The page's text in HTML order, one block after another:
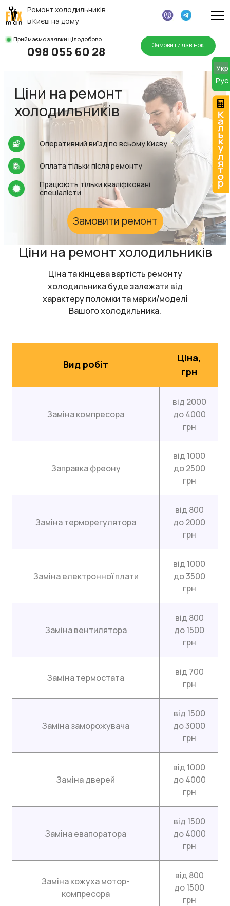
Ремонт холодильників
в Києві на дому
Приймаємо заявки цілодобово
098 055 60 28 Замовити дзвінок
Ціни на ремонт
холодильників
Оперативний виїзд по всьому Києву
Оплата тільки після ремонту
Працюють тільки кваліфіковані
спеціалісти
Замовити ремонт
Ціни на ремонт холодильників
Ціна та кінцева вартість ремонту
холодильника буде залежати від
характеру поломки та марки/моделі
Вашого холодильника.
Вид робіт
Ціна,
грн
Заміна компресора
від 2000
до 4000
грн
Заправка фреону
від 1000
до 2500
грн
Заміна терморегулятора
від 800
до 2000
грн
Заміна електронної плати
від 1000
до 3500
грн
Заміна вентилятора
від 800
до 1500
грн
Заміна термостата
від 700
грн
Заміна заморожувача
від 1500
до 3000
грн
Заміна дверей
від 1000
до 4000
грн
Заміна евапоратора
від 1500
до 4000
грн
Заміна кожуха мотор-
компресора
від 800
до 1500
грн
Укр
Руc